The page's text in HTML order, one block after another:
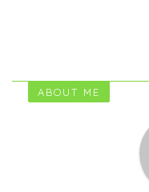
ABOUT ME